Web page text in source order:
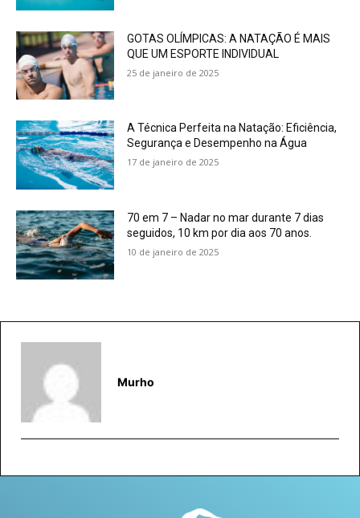
GOTAS OLÍMPICAS: A NATAÇÃO É MAIS
QUE UM ESPORTE INDIVIDUAL
25 de janeiro de 2025
A Técnica Perfeita na Natação: Eficiência,
Segurança e Desempenho na Água
17 de janeiro de 2025
70 em 7 – Nadar no mar durante 7 dias
seguidos, 10 km por dia aos 70 anos.
10 de janeiro de 2025
Murho